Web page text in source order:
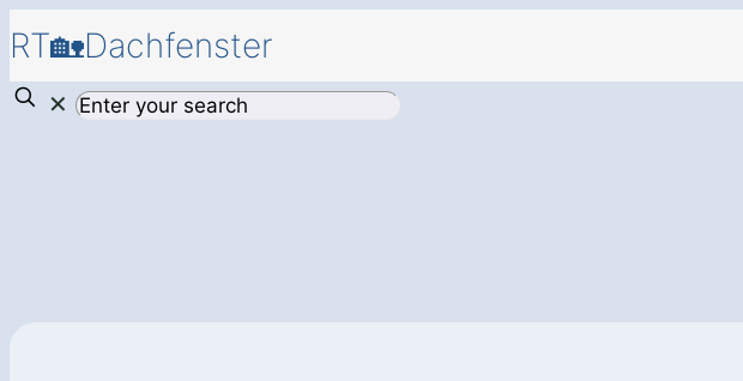
RT🏡Dachfenster
✕